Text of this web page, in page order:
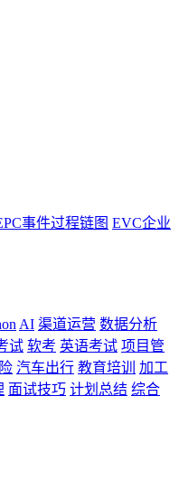
事件过程链图 EVC企业
AI 渠道运营 数据分析
试 软考 英语考试 项目管
汽车出行 教育培训
加工
面试技巧 计划总结 综合